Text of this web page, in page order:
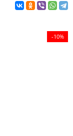
-10%